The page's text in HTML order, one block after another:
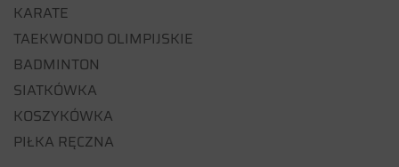
KARATE
TAEKWONDO OLIMPIJSKIE
BADMINTON
SIATKÓWKA
KOSZYKÓWKA
PIŁKA RĘCZNA